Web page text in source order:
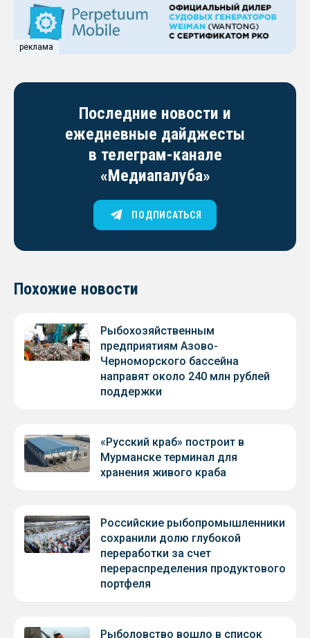
реклама
Последние новости и
ежедневные дайджесты
в телеграм-канале
«Медиапалуба»
ПОДПИСАТЬСЯ
Похожие новости
Рыбохозяйственным
предприятиям Азово-
Черноморского бассейна
направят около 240 млн рублей
поддержки
«Русский краб» построит в
Мурманске терминал для
хранения живого краба
Российские рыбопромышленники
сохранили долю глубокой
переработки за счет
перераспределения продуктового
портфеля
Рыболовство вошло в список